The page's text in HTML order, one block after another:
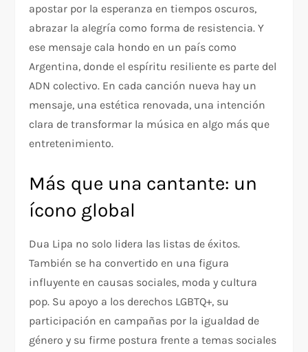
apostar por la esperanza en tiempos oscuros,
abrazar la alegría como forma de resistencia. Y
ese mensaje cala hondo en un país como
Argentina, donde el espíritu resiliente es parte del
ADN colectivo. En cada canción nueva hay un
mensaje, una estética renovada, una intención
clara de transformar la música en algo más que
entretenimiento.
Más que una cantante: un
ícono global
Dua Lipa no solo lidera las listas de éxitos.
También se ha convertido en una figura
influyente en causas sociales, moda y cultura
pop. Su apoyo a los derechos LGBTQ+, su
participación en campañas por la igualdad de
género y su firme postura frente a temas sociales